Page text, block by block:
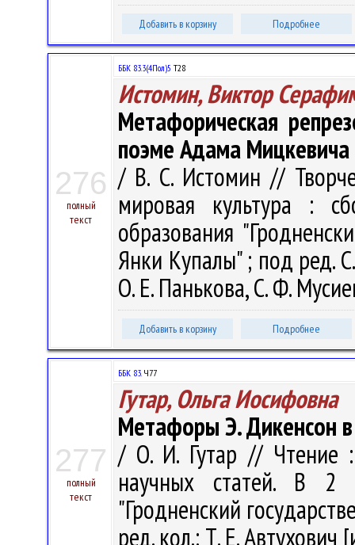
Добавить в корзину Подробнее
276
полный
текст
ББК 83.3(4Пол)5 Т28
Истомин, Виктор
Метафорическая
поэме Адама
/ В. С. Истомин //
мировая культура :
образования
Янки Купалы" ; под ред.
О. Е. Панькова, С. Ф.
Добавить в корзину Подробнее
277
полный
текст
ББК 83.Ч77
Гутар, Ольга Иосифовна
Метафоры Э. Дикенсон
/ О. И. Гутар // Чтение
научных статей. В
"Гродненский
ред. кол.: Т. Е.